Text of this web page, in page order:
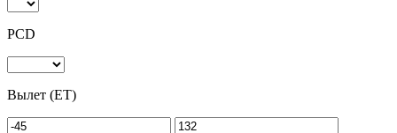
PCD
Вылет (ET)